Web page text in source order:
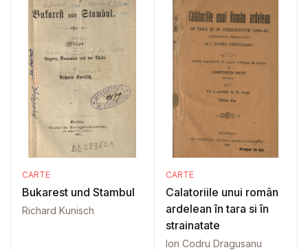
CARTE
Bukarest und Stambul
Richard Kunisch
CARTE
Calatoriile unui român
ardelean în tara si în
strainatate
Ion Codru Dragusanu